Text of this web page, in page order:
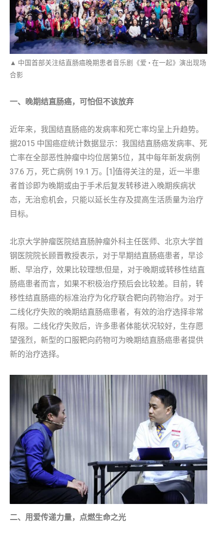
▲ 中国首部关注结直肠癌晚期患者音乐剧《爱 • 在一起》演出现场
合影
一、晚期结直肠癌，可怕但不该放弃
近年来，我国结直肠癌的发病率和死亡率均呈上升趋势。
据2015 中国癌症统计数据显示：我国结直肠癌发病率、死
亡率在全部恶性肿瘤中均位居第5位，其中每年新发病例
37.6 万，死亡病例 19.1 万。[1]值得关注的是，近一半患
者首诊即为晚期或由于手术后复发转移进入晚期疾病状
态，无治愈机会，只能以延长生存及提高生活质量为治疗
目标。
北京大学肿瘤医院结直肠肿瘤外科主任医师、北京大学首
钢医院院长顾晋教授表示，对于早期结直肠癌患者，早诊
断、早治疗，效果比较理想;但是，对于晚期或转移性结直
肠癌患者而言，如果不积极治疗预后会比较差。目前，转
移性结直肠癌的标准治疗为化疗联合靶向药物治疗。对于
二线化疗失败的晚期结直肠癌患者，有效的治疗选择非常
有限。二线化疗失败后，许多患者体能状况较好，生存愿
望强烈，新型的口服靶向药物可为晚期结直肠癌患者提供
新的治疗选择。
二、用爱传递力量，点燃生命之光